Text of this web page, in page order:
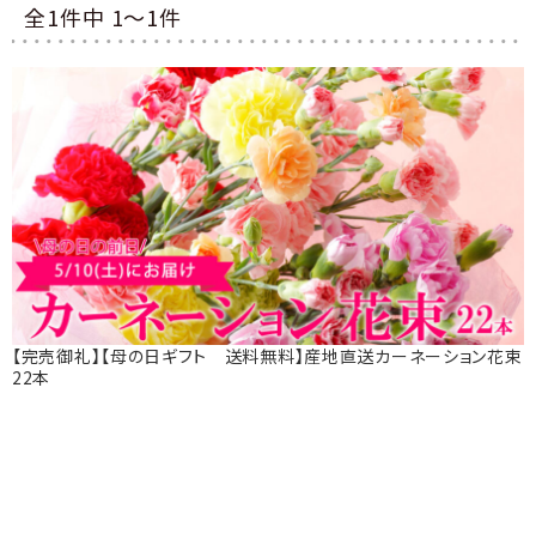
全1件中 1〜1件
【完売御礼】【母の日ギフト 送料無料】産地直送カーネーション花束
22本